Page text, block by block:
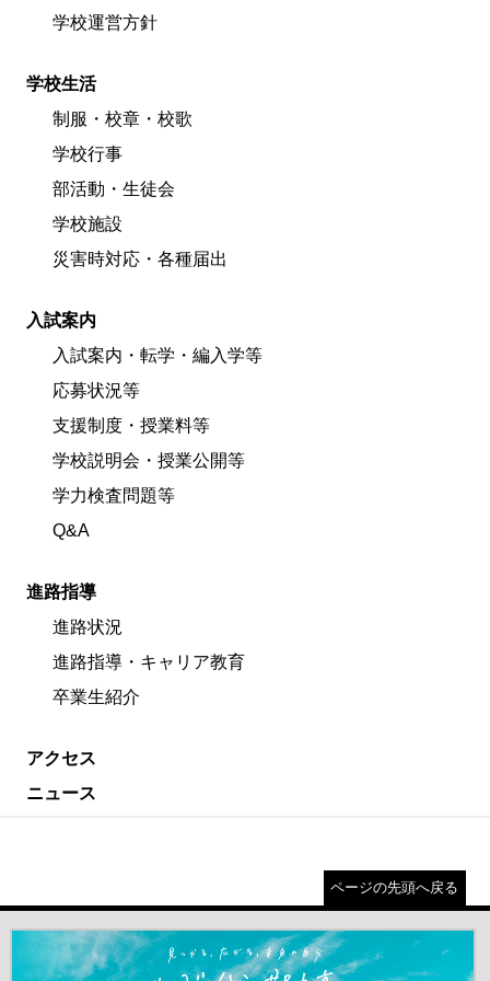
学校運営方針
学校生活
制服・校章・校歌
学校行事
部活動・生徒会
学校施設
災害時対応・各種届出
入試案内
入試案内・転学・編入学等
応募状況等
支援制度・授業料等
学校説明会・授業公開等
学力検査問題等
Q&A
進路指導
進路状況
進路指導・キャリア教育
卒業生紹介
アクセス
ニュース
ページの先頭へ戻る
＃だから都立高（別ウインドウが開きます）